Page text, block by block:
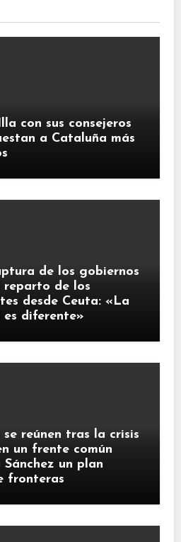
con sus consejeros
a Cataluña más
de los gobiernos
reparto de los
desde Ceuta: «La
diferente»
se reúnen tras la crisis
un frente común
un plan
fronteras